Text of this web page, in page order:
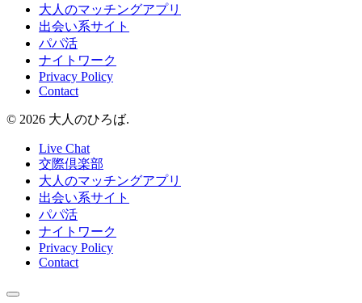
大人のマッチングアプリ
出会い系サイト
パパ活
ナイトワーク
Privacy Policy
Contact
© 2026 大人のひろば.
Live Chat
交際倶楽部
大人のマッチングアプリ
出会い系サイト
パパ活
ナイトワーク
Privacy Policy
Contact